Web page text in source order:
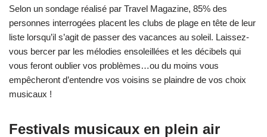
Selon un sondage réalisé par Travel Magazine, 85% des
personnes interrogées placent les clubs de plage en tête de leur
liste lorsqu’il s’agit de passer des vacances au soleil. Laissez-
vous bercer par les mélodies ensoleillées et les décibels qui
vous feront oublier vos problèmes…ou du moins vous
empêcheront d’entendre vos voisins se plaindre de vos choix
musicaux !
Festivals musicaux en plein air